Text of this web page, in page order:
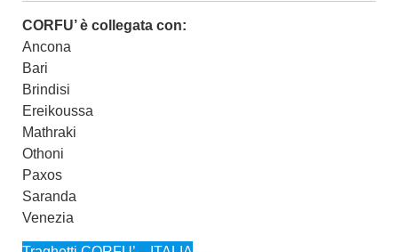
CORFU’ è collegata con:
Ancona
Bari
Brindisi
Ereikoussa
Mathraki
Othoni
Paxos
Saranda
Venezia